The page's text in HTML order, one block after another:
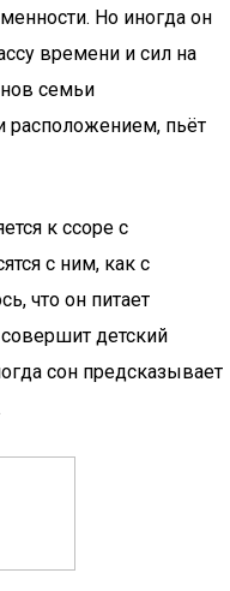
Но иногда он
времени и сил на
семьи
расположением, пьёт
к ссоре с
с ним, как с
что он питает
детский
сон предсказывает